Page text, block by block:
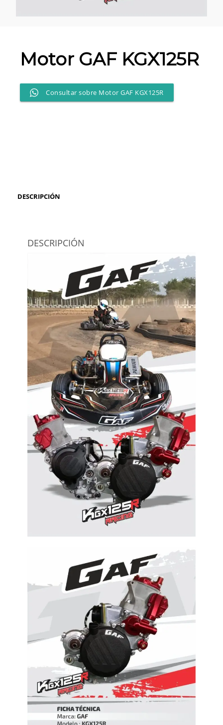
Motor GAF KGX125R
Consultar sobre Motor GAF KGX125R
DESCRIPCIÓN
DESCRIPCIÓN